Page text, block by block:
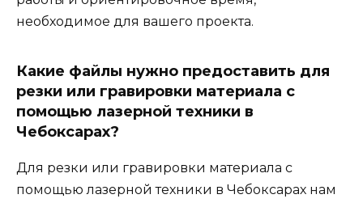
необходимое для вашего проекта.
Какие файлы нужно предоставить для
резки или гравировки материала с
помощью лазерной техники в
Чебоксарах?
Для резки или гравировки материала с
помощью лазерной техники в Чебоксарах нам